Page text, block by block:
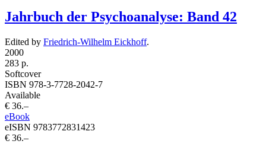
Jahrbuch der Psychoanalyse: Band 42
Edited by Friedrich-Wilhelm Eickhoff.
2000
283 p.
Softcover
ISBN 978-3-7728-2042-7
Available
€ 36.–
eBook
eISBN 9783772831423
€ 36.–